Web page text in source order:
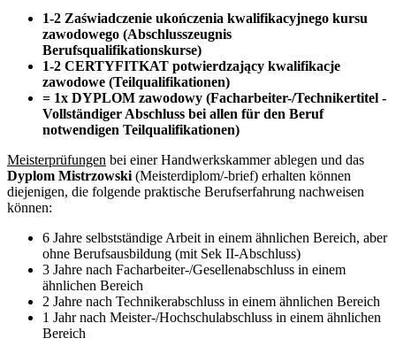
1-2 Zaświadczenie ukończenia kwalifikacyjnego kursu
zawodowego (Abschlusszeugnis
Berufsqualifikationskurse)
1-2 CERTYFITKAT potwierdzający kwalifikacje
zawodowe (Teilqualifikationen)
= 1x DYPLOM zawodowy (Facharbeiter-/Technikertitel -
Vollständiger Abschluss bei allen für den Beruf
notwendigen Teilqualifikationen)
Meisterprüfungen bei einer Handwerkskammer ablegen und das
Dyplom Mistrzowski (Meisterdiplom/-brief) erhalten können
diejenigen, die folgende praktische Berufserfahrung nachweisen
können:
6 Jahre selbstständige Arbeit in einem ähnlichen Bereich, aber
ohne Berufsausbildung (mit Sek II-Abschluss)
3 Jahre nach Facharbeiter-/Gesellenabschluss in einem
ähnlichen Bereich
2 Jahre nach Technikerabschluss in einem ähnlichen Bereich
1 Jahr nach Meister-/Hochschulabschluss in einem ähnlichen
Bereich